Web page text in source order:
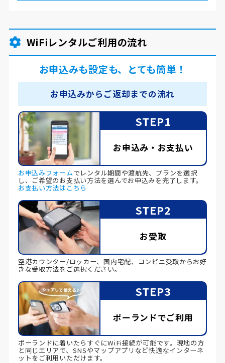
WiFiレンタルご利用の流れ
お申込みも設定も、とても簡単！
お申込みからご返却までの流れ
STEP1
お申込み・お支払い
お申込みフォームでレンタル期間や渡航先、プランを選択
し、ご希望のお支払い方法を選んでお申込みを完了します。
お支払い方法はこちら
STEP2
お受取
空港カウンター/ロッカー、国内宅配、コンビニ受取からお好
きな受取方法をご選択ください。
STEP3
ポーランドでご利用
ポーランドに着いたらすぐにWiFi接続が可能です。現地の方
と同じエリアで、SNSやマップアプリなど快適なインターネ
ットをご利用いただけます。